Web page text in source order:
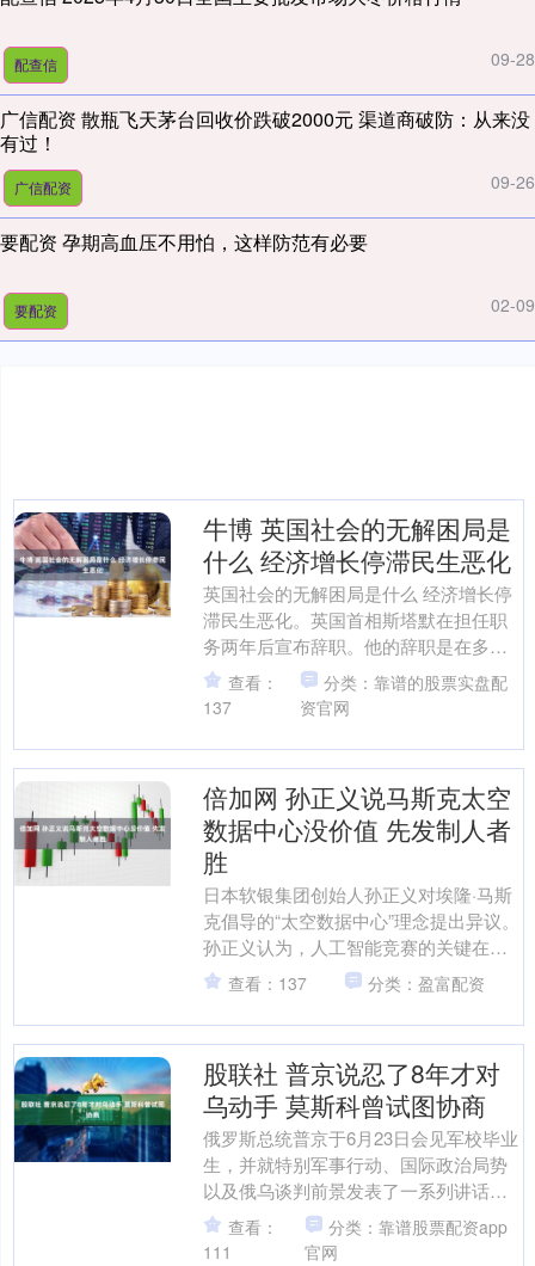
配查信 09-28
广信配资 散瓶飞天茅台回收价跌破2000元 渠道商破防：从来没
有过！
广信配资 09-26
要配资 孕期高血压不用怕，这样防范有必要
要配资 02-09
牛博 英国社会的无解困局是
什么 经济增长停滞民生恶化
英国社会的无解困局是什么 经济增长停
滞民生恶化。英国首相斯塔默在担任职
务两年后宣布辞职。他的辞职是在多重
压力下做出的决定。斯塔默出身律师，
曾任英国皇家检察署总检....
查看：
137
分类：靠谱的股票实盘配
资官网
倍加网 孙正义说马斯克太空
数据中心没价值 先发制人者
胜
日本软银集团创始人孙正义对埃隆·马斯
克倡导的“太空数据中心”理念提出异议。
孙正义认为，人工智能竞赛的关键在于
地球上的算力，而太空数据中心的价值
有限。他在软银集团....
查看：137 分类：盈富配资
股联社 普京说忍了8年才对
乌动手 莫斯科曾试图协商
俄罗斯总统普京于6月23日会见军校毕业
生，并就特别军事行动、国际政治局势
以及俄乌谈判前景发表了一系列讲话。
他指出，乌军袭击俄罗斯基础设施的目
的是动摇俄罗斯社会。....
查看：
111
分类：靠谱股票配资app
官网